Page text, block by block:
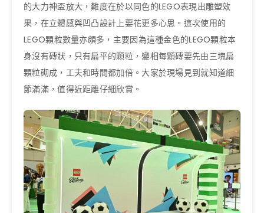
的大力神盃放大，難度在於以同色的LEGO表現出雕塑效
果，在立體感與凹凸設計上要花更多心思。這次使用的
LEGO顆粒數量亦頗多，主要因為這種金色的LEGO顆粒本
身沒有磚狀，只有扁平的顆粒，變相每顆磚要先由三塊扁
顆粒砌成，工夫和時間都加倍。大家於現場見到就知道細
節滿滿，值得近距離仔細欣賞。